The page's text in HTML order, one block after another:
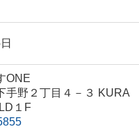
ONE
手野２丁目４－３ KURA
１F